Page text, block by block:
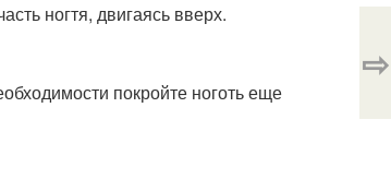
ногтя, двигаясь вверх.
покройте ноготь еще
⇨